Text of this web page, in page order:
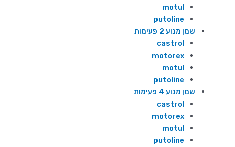
motul
putoline
שמן מנוע 2 פעימות
castrol
motorex
motul
putoline
שמן מנוע 4 פעימות
castrol
motorex
motul
putoline